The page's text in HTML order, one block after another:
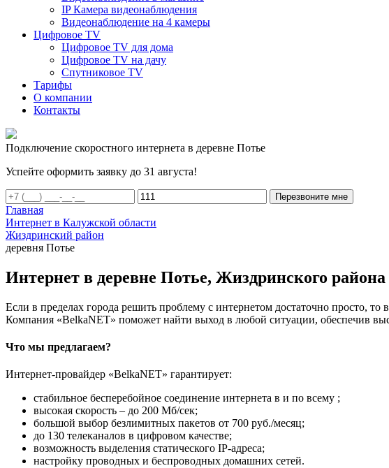
IP Камера видеонаблюдения
Видеонаблюдение на 4 камеры
Цифровое TV
Цифровое TV для дома
Цифровое TV на дачу
Спутниковое TV
Тарифы
О компании
Контакты
Подключение скоростного интернета в деревне Потье
Успейте оформить заявку до 31 августа!
Перезвоните мне
Главная
Интернет в Калужской области
Жиздринский район
деревня Потье
Интернет в деревне Потье, Жиздринского района
Если в пределах города решить проблему с интернетом достаточно просто,
Компания «BelkaNET» поможет найти выход в любой ситуации, обеспечив
Что мы предлагаем?
Интернет-провайдер «BelkaNET» гарантирует:
стабильное бесперебойное соединение интернета в и по всему ;
высокая скорость – до 200 Мб/сек;
большой выбор безлимитных пакетов от 700 руб./месяц;
до 130 телеканалов в цифровом качестве;
возможность выделения статического IP-адреса;
настройку проводных и беспроводных домашних сетей.